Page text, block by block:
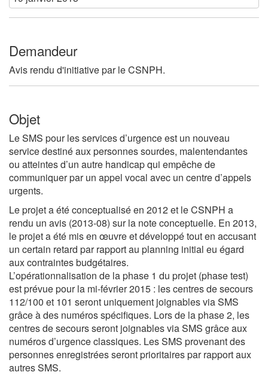
Demandeur
Avis rendu d'initiative par le CSNPH.
Objet
Le SMS pour les services d’urgence est un nouveau
service destiné aux personnes sourdes, malentendantes
ou atteintes d’un autre handicap qui empêche de
communiquer par un appel vocal avec un centre d’appels
urgents.
Le projet a été conceptualisé en 2012 et le CSNPH a
rendu un avis (2013-08) sur la note conceptuelle. En 2013,
le projet a été mis en œuvre et développé tout en accusant
un certain retard par rapport au planning initial eu égard
aux contraintes budgétaires.
L’opérationnalisation de la phase 1 du projet (phase test)
est prévue pour la mi-février 2015 : les centres de secours
112/100 et 101 seront uniquement joignables via SMS
grâce à des numéros spécifiques. Lors de la phase 2, les
centres de secours seront joignables via SMS grâce aux
numéros d’urgence classiques. Les SMS provenant des
personnes enregistrées seront prioritaires par rapport aux
autres SMS.